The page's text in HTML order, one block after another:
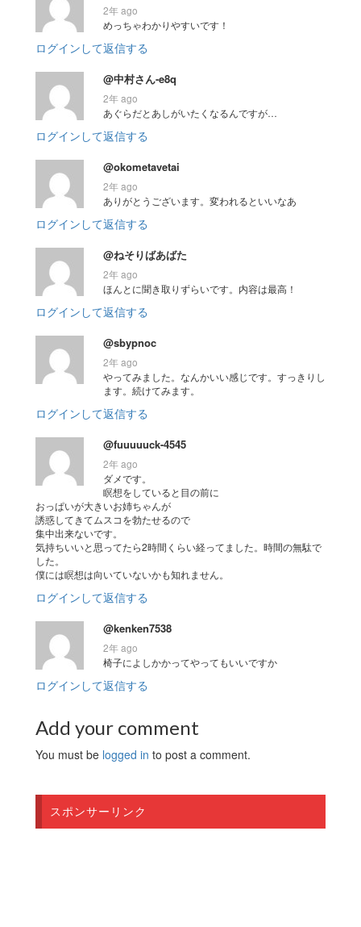
2年 ago
めっちゃわかりやすいです！
ログインして返信する
@中村さん-e8q
2年 ago
あぐらだとあしがいたくなるんですが…
ログインして返信する
@okometavetai
2年 ago
ありがとうございます。変われるといいなあ
ログインして返信する
@ねそりばあばた
2年 ago
ほんとに聞き取りずらいです。内容は最高！
ログインして返信する
@sbypnoc
2年 ago
やってみました。なんかいい感じです。すっきりし
ます。続けてみます。
ログインして返信する
@fuuuuuck-4545
2年 ago
ダメです。
瞑想をしていると目の前に
おっぱいが大きいお姉ちゃんが
誘惑してきてムスコを勃たせるので
集中出来ないです。
気持ちいいと思ってたら2時間くらい経ってました。時間の無駄で
した。
僕には瞑想は向いていないかも知れません。
ログインして返信する
@kenken7538
2年 ago
椅子によしかかってやってもいいですか
ログインして返信する
Add your comment
You must be logged in to post a comment.
スポンサーリンク